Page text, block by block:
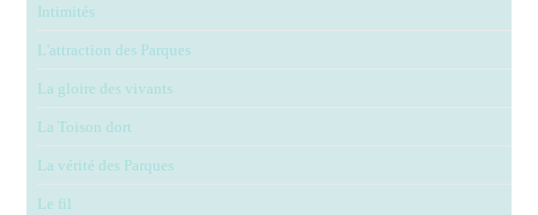
Intimités
L'attraction des Parques
La gloire des vivants
La Toison dort
La vérité des Parques
Le fil